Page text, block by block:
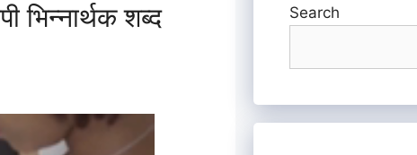
शब्द Search